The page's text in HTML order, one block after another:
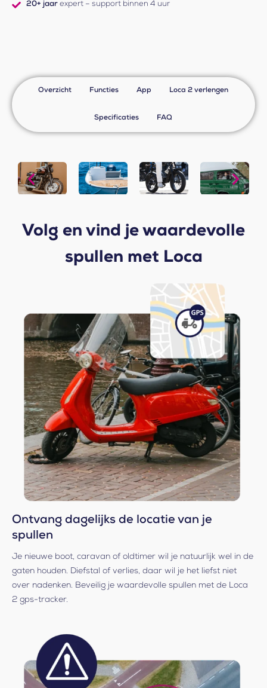
20+ jaarexpert – support binnen 4 uur
Overzicht Functies App Loca 2 verlengen
Specificaties FAQ
Volg en vind je waardevolle
spullen met Loca
Ontvang dagelijks de locatie van je
spullen
Je nieuwe boot, caravan of oldtimer wil je natuurlijk wel in de
gaten houden. Diefstal of verlies, daar wil je het liefst niet
over nadenken. Beveilig je waardevolle spullen met de Loca
2 gps-tracker.